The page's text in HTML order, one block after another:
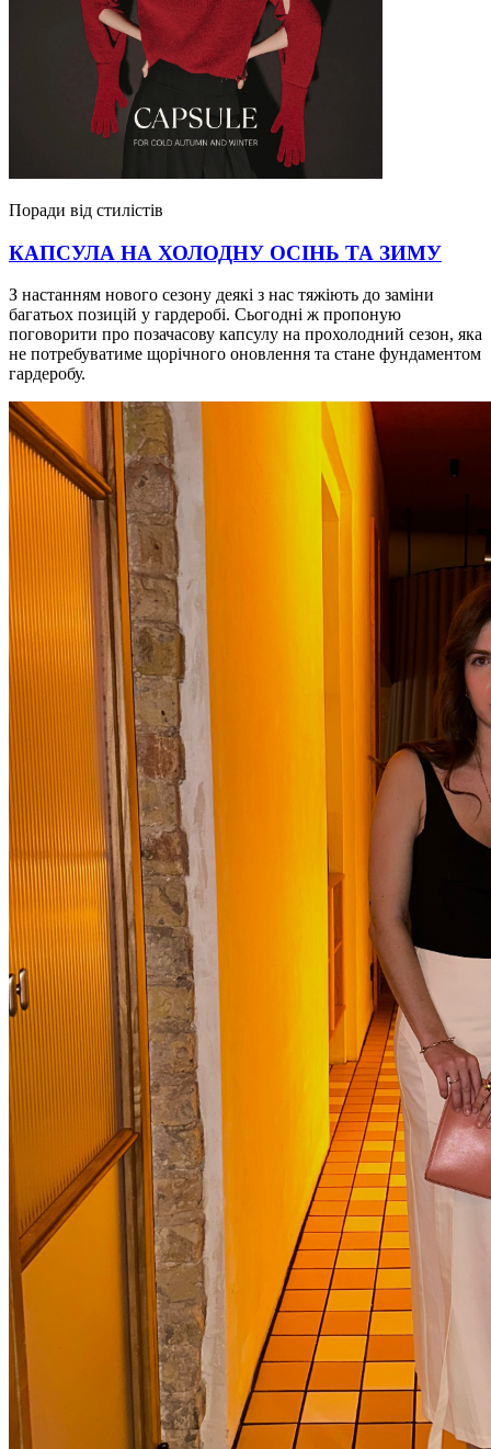
Поради від стилістів
КАПСУЛА НА ХОЛОДНУ ОСІНЬ ТА ЗИМУ
З настанням нового сезону деякі з нас тяжіють до заміни
багатьох позицій у гардеробі. Сьогодні ж пропоную
поговорити про позачасову капсулу на прохолодний сезон, яка
не потребуватиме щорічного оновлення та стане фундаментом
гардеробу.